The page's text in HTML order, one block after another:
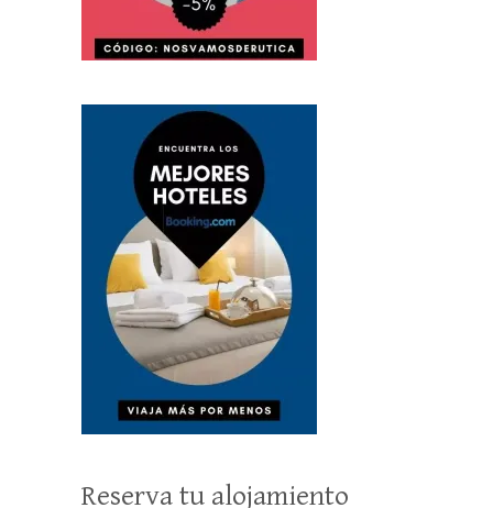
Reserva tu alojamiento